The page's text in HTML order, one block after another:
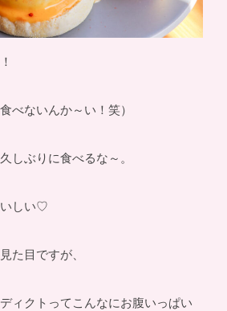
べないんか～い！笑）
しぶりに食べるな～。
いしい♡
た目ですが、
ィクトってこんなにお腹いっぱい